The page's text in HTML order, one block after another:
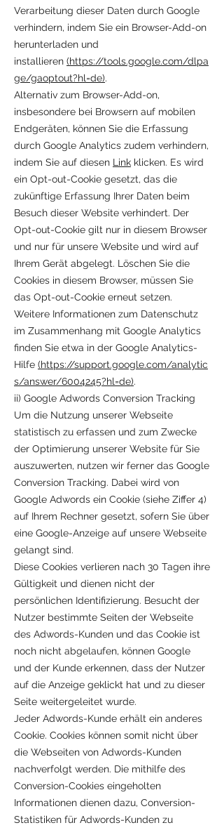
Verarbeitung dieser Daten durch Google
verhindern, indem Sie ein Browser-Add-on
herunterladen und
installieren (https://tools.google.com/dlpa
ge/gaoptout?hl=de).
Alternativ zum Browser-Add-on,
insbesondere bei Browsern auf mobilen
Endgeräten, können Sie die Erfassung
durch Google Analytics zudem verhindern,
indem Sie auf diesen Link klicken. Es wird
ein Opt-out-Cookie gesetzt, das die
zukünftige Erfassung Ihrer Daten beim
Besuch dieser Website verhindert. Der
Opt-out-Cookie gilt nur in diesem Browser
und nur für unsere Website und wird auf
Ihrem Gerät abgelegt. Löschen Sie die
Cookies in diesem Browser, müssen Sie
das Opt-out-Cookie erneut setzen.
Weitere Informationen zum Datenschutz
im Zusammenhang mit Google Analytics
finden Sie etwa in der Google Analytics-
Hilfe (https://support.google.com/analytic
s/answer/6004245?hl=de).
ii) Google Adwords Conversion Tracking
Um die Nutzung unserer Webseite
statistisch zu erfassen und zum Zwecke
der Optimierung unserer Website für Sie
auszuwerten, nutzen wir ferner das Google
Conversion Tracking. Dabei wird von
Google Adwords ein Cookie (siehe Ziffer 4)
auf Ihrem Rechner gesetzt, sofern Sie über
eine Google-Anzeige auf unsere Webseite
gelangt sind.
Diese Cookies verlieren nach 30 Tagen ihre
Gültigkeit und dienen nicht der
persönlichen Identifizierung. Besucht der
Nutzer bestimmte Seiten der Webseite
des Adwords-Kunden und das Cookie ist
noch nicht abgelaufen, können Google
und der Kunde erkennen, dass der Nutzer
auf die Anzeige geklickt hat und zu dieser
Seite weitergeleitet wurde.
Jeder Adwords-Kunde erhält ein anderes
Cookie. Cookies können somit nicht über
die Webseiten von Adwords-Kunden
nachverfolgt werden. Die mithilfe des
Conversion-Cookies eingeholten
Informationen dienen dazu, Conversion-
Statistiken für Adwords-Kunden zu